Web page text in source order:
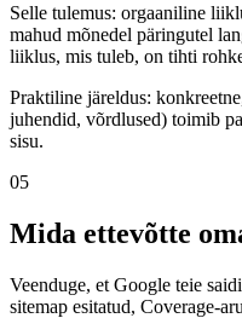
Selle tulemus: orgaaniline
mahud mõnedel päringutel
liiklus, mis tuleb, on tihti
Praktiline järeldus:
juhendid, võrdlused) toimib
sisu.
05
Mida ettevõtte
Veenduge, et Google teie
sitemap esitatud, Coverage-